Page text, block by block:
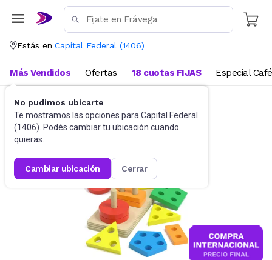
Estás en Capital Federal (1406)
No pudimos ubicarte
Te mostramos las opciones para Capital Federal
(1406). Podés cambiar tu ubicación cuando
quieras.
cambiar ubicación cerrar
Más Vendidos Ofertas 18 cuotas FIJAS Especial Café
Didácticos Para bebés